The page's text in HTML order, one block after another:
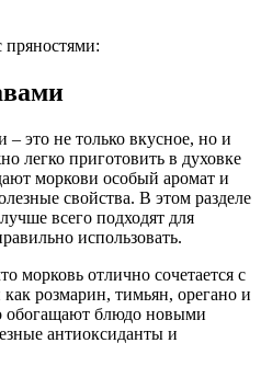
пряностями:
– это не только вкусное, но и
легко приготовить в духовке
моркови особый аромат и
свойства. В этом разделе
всего подходят для
использовать.
морковь отлично сочетается с
розмарин, тимьян, орегано и
обогащают блюдо новыми
антиоксиданты и